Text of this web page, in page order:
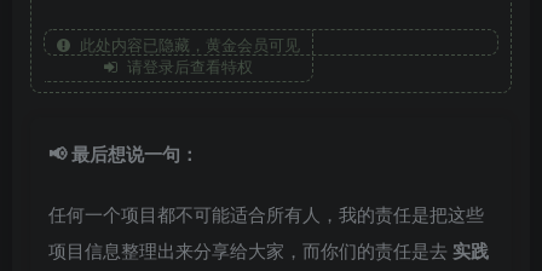
此处内容已隐藏，黄金会员可见
请登录后查看特权
📢 最后想说一句：
任何一个项目都不可能适合所有人，我的责任是把这些
项目信息整理出来分享给大家，而你们的责任是去 实践